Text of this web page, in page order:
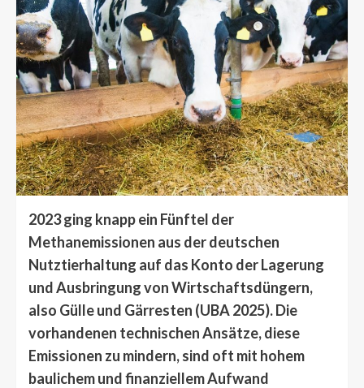
2023 ging knapp ein Fünftel der
Methanemissionen aus der deutschen
Nutztierhaltung auf das Konto der Lagerung
und Ausbringung von Wirtschaftsdüngern,
also Gülle und Gärresten (UBA 2025). Die
vorhandenen technischen Ansätze, diese
Emissionen zu mindern, sind oft mit hohem
baulichem und finanziellem Aufwand